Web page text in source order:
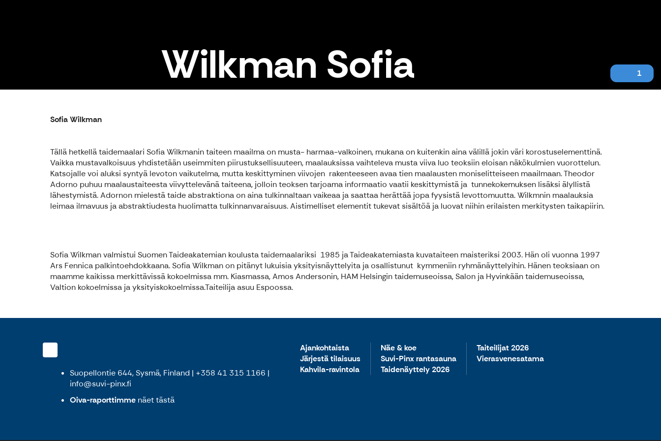
Wilkman Sofia 1
Sofia Wilkman
Tällä hetkellä taidemaalari Sofia Wilkmanin taiteen maailma on musta- harmaa-valkoinen, mukana on kuitenkin aina välillä jokin väri korostuselementtinä.
Vaikka mustavalkoisuus yhdistetään useimmiten piirustuksellisuuteen, maalauksissa vaihteleva musta viiva luo teoksiin eloisan näkökulmien vuorottelun.
Katsojalle voi aluksi syntyä levoton vaikutelma, mutta keskittyminen viivojen rakenteeseen avaa tien maalausten moniselitteiseen maailmaan. Theodor
Adorno puhuu maalaustaiteesta viivyttelevänä taiteena, jolloin teoksen tarjoama informaatio vaatii keskittymistä ja tunnekokemuksen lisäksi älyllistä
lähestymistä. Adornon mielestä taide abstraktiona on aina tulkinnaltaan vaikeaa ja saattaa herättää jopa fyysistä levottomuutta. Wilkmnin maalauksia
leimaa ilmavuus ja abstraktiudesta huolimatta tulkinnanvaraisuus. Aistimelliset elementit tukevat sisältöä ja luovat niihin erilaisten merkitysten taikapiirin.
Sofia Wilkman valmistui Suomen Taideakatemian koulusta taidemaalariksi 1985 ja Taideakatemiasta kuvataiteen maisteriksi 2003. Hän oli vuonna 1997
Ars Fennica palkintoehdokkaana. Sofia Wilkman on pitänyt lukuisia yksityisnäyttelyita ja osallistunut kymmeniin ryhmänäyttelyihin. Hänen teoksiaan on
maamme kaikissa merkittävissä kokoelmissa mm. Kiasmassa, Amos Andersonin, HAM Helsingin taidemuseoissa, Salon ja Hyvinkään taidemuseoissa,
Valtion kokoelmissa ja yksityiskokoelmissa.Taiteilija asuu Espoossa.
Suopellontie 644, Sysmä, Finland | +358 41 315 1166 |
info@suvi-pinx.fi
Oiva-raporttimme näettästä
Ajankohtaista
Järjestä tilaisuus
Kahvila-ravintola
Näe & koe
Suvi-Pinx rantasauna
Taidenäyttely 2026
Taiteilijat 2026
Vierasvenesatama